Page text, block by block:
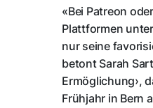
«Bei Patreon
Plattformen
nur seine
betont Sarah
Ermöglichung›,
Frühjahr in Bern